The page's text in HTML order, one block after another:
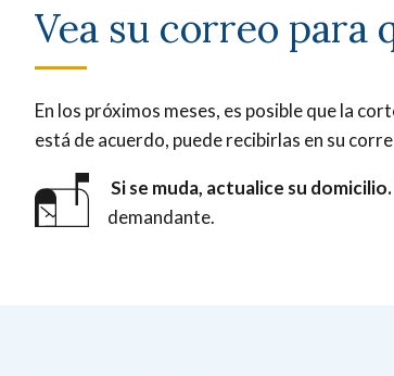
Vea su correo para
En los próximos meses, es posible que la
está de acuerdo, puede recibirlas en su
Si se muda, actualice su domicilio.
demandante.